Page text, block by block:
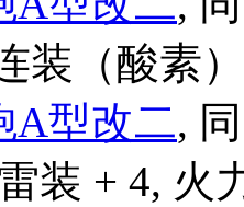
装（酸素
A型改二,
装 + 4, 火